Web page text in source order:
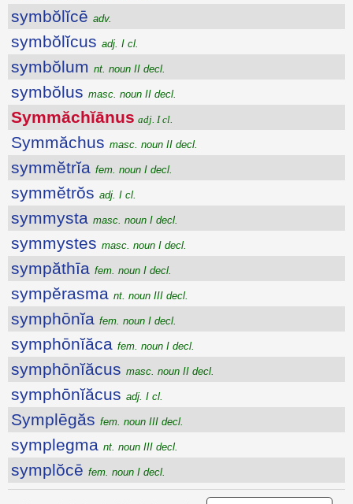
symbŏlĭcē adv.
symbŏlĭcus adj. I cl.
symbŏlum nt. noun II decl.
symbŏlus masc. noun II decl.
Symmăchĭānus adj. I cl.
Symmăchus masc. noun II decl.
symmĕtrĭa fem. noun I decl.
symmĕtrŏs adj. I cl.
symmysta masc. noun I decl.
symmystes masc. noun I decl.
sympăthīa fem. noun I decl.
sympĕrasma nt. noun III decl.
symphōnĭa fem. noun I decl.
symphōnĭăca fem. noun I decl.
symphōnĭăcus masc. noun II decl.
symphōnĭăcus adj. I cl.
Symplēgăs fem. noun III decl.
symplegma nt. noun III decl.
symplŏcē fem. noun I decl.